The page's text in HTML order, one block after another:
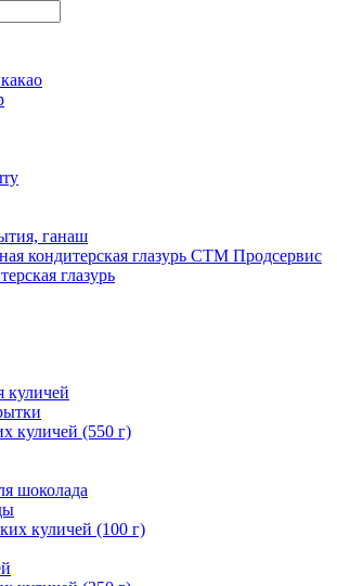
ганаш
кондитерская глазурь СТМ Продсервис
глазурь
куличей
куличей (550 г)
шоколада
куличей (100 г)